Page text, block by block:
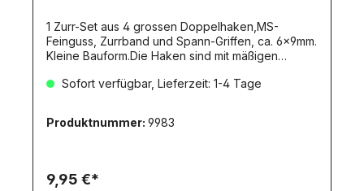
1 Zurr-Set aus 4 grossen Doppelhaken,MS-
Feinguss, Zurrband und Spann-Griffen, ca. 6x9mm.
Kleine Bauform.Die Haken sind mit mäßigen
Wedico-Maßstab. Zur Herstellung von
grosse Doppelhaken ca.7x7x5mm,
anwendungsfertig verschliffen2 Meter Zurrband,
Messing-Feinguss.
Sofort verfügbar, Lieferzeit: 1-4 Tage
Produktnummer: 9983
9,95 €*